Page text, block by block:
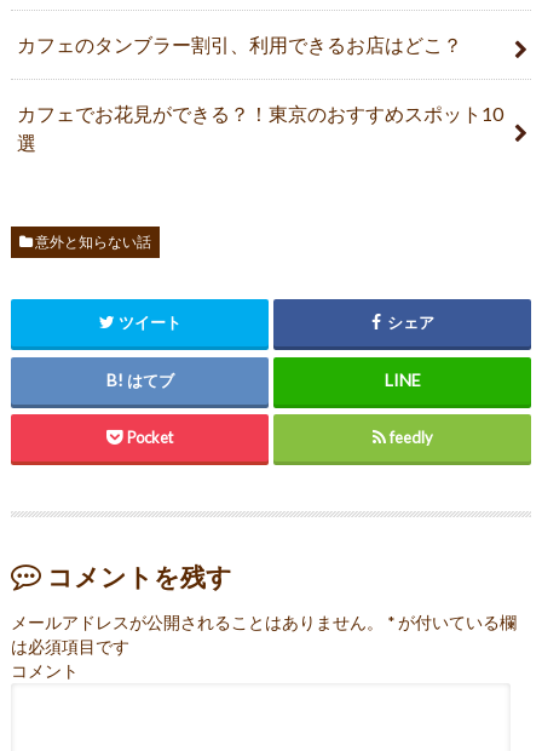
カフェのタンブラー割引、利用できるお店はどこ？
カフェでお花見ができる？！東京のおすすめスポット10
選
意外と知らない話
ツイート シェア
はてブ
Pocket feedly
コメントを残す
メールアドレスが公開されることはありません。 *が付いている欄
は必須項目です
コメント